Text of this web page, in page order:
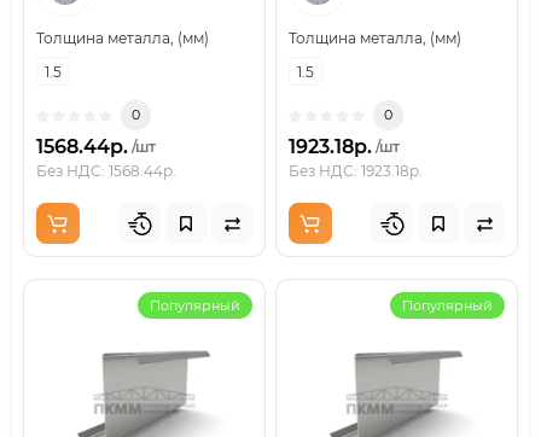
Толщина металла, (мм)
1.5
0
1568.44р. /шт
Без НДС: 1568.44р.
Толщина металла, (мм)
1.5
0
1923.18р. /шт
Без НДС: 1923.18р.
Популярный Популярный